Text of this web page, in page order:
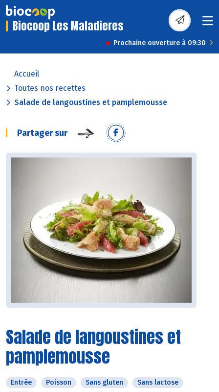
Biocoop Les Maladieres
Prochaine ouverture à 09:30
Accueil
Toutes nos recettes
Salade de langoustines et pamplemousse
Partager sur
Salade de langoustines et
pamplemousse
Entrée Poisson Sans gluten
Sans lactose